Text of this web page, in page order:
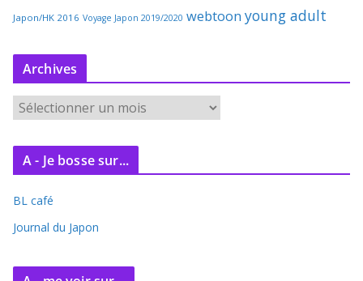
Japon/HK 2016 Voyage Japon 2019/2020 webtoon young adult
Archives
r
c
v
e
A - Je bosse sur...
BL café
Journal du Japon